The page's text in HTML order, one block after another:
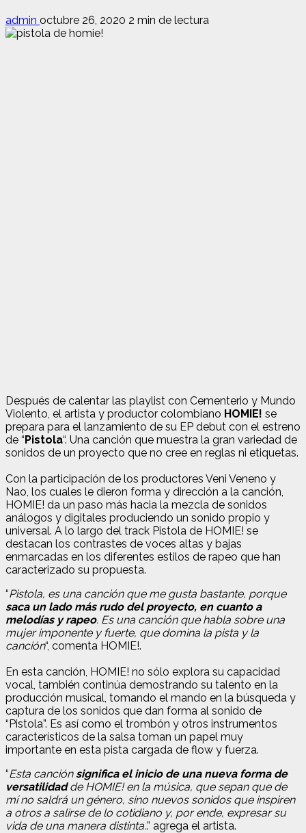
admin octubre 26, 2020 2 min de lectura
Después de calentar las playlist con Cementerio y Mundo
Violento, el artista y productor colombiano HOMIE! se
prepara para el lanzamiento de su EP debut con el estreno
de “Pistola“. Una canción que muestra la gran variedad de
sonidos de un proyecto que no cree en reglas ni etiquetas.
Con la participación de los productores Veni Veneno y
Nao, los cuales le dieron forma y dirección a la canción,
HOMIE! da un paso más hacia la mezcla de sonidos
análogos y digitales produciendo un sonido propio y
universal. A lo largo del track Pistola de HOMIE! se
destacan los contrastes de voces altas y bajas
enmarcadas en los diferentes estilos de rapeo que han
caracterizado su propuesta.
“Pistola, es una canción que me gusta bastante, porque
saca un lado más rudo del proyecto, en cuanto a
melodías y rapeo. Es una canción que habla sobre una
mujer imponente y fuerte, que domina la pista y la
canción“, comenta HOMIE!.
En esta canción, HOMIE! no sólo explora su capacidad
vocal, también continúa demostrando su talento en la
producción musical, tomando el mando en la búsqueda y
captura de los sonidos que dan forma al sonido de
“Pistola”. Es así como el trombón y otros instrumentos
característicos de la salsa toman un papel muy
importante en esta pista cargada de flow y fuerza.
“Esta canciónsignifica el inicio de una nueva forma de
versatilidadde HOMIE! en la música, que sepan que de
mí no saldrá un género, sino nuevos sonidos que inspiren
a otros a salirse de lo cotidiano y, por ende, expresar su
vida de una manera distinta..” agrega el artista.